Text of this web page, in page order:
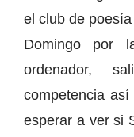
el club de
Domingo por
ordenador,
competencia
esperar a ver si